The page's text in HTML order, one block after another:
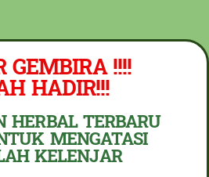
GEMBIRA !!!!
HADIR!!!
HERBAL TERBARU
MENGATASI
KELENJAR
COD - TRANSFER
REKENING KAMI)
PESAN